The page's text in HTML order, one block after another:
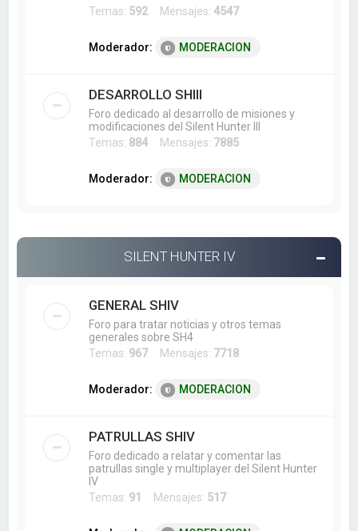
Temas: 592Mensajes:4547
Moderador: MODERACION
DESARROLLO SHIII
Foro dedicado al desarrollo de misiones y
modificaciones del Silent Hunter III
Temas: 884 Mensajes: 7885
Moderador: MODERACION
SILENT HUNTER IV
GENERAL SHIV
Foro para tratar noticias y otros temas
generales sobre SH4
Temas: 967Mensajes: 7718
Moderador: MODERACION
PATRULLAS SHIV
Foro dedicado a relatar y comentar las
patrullas single y multiplayer del Silent Hunter
IV
Temas: 91 Mensajes: 517